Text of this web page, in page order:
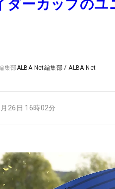
ダーカップの
集部ALBA Net編集部 /ALBA Net
26日 16時02分